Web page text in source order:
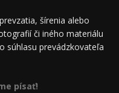
šírenia alebo
či iného materiálu
súhlasu prevádzkovateľa
písať!